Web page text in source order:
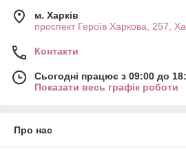
м. Харків
проспект Героїв Харкова, 257,
Контакти
Сьогодні працює з 09:00 до
Показати весь графік роботи
Про нас